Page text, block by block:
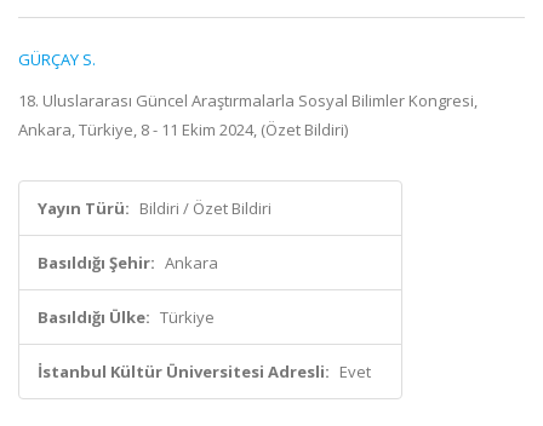
GÜRÇAY S.
18. Uluslararası Güncel Araştırmalarla Sosyal Bilimler Kongresi,
Ankara, Türkiye, 8 - 11 Ekim 2024, (Özet Bildiri)
Yayın Türü: Bildiri / Özet Bildiri
Basıldığı Şehir: Ankara
Basıldığı Ülke: Türkiye
İstanbul Kültür Üniversitesi Adresli: Evet